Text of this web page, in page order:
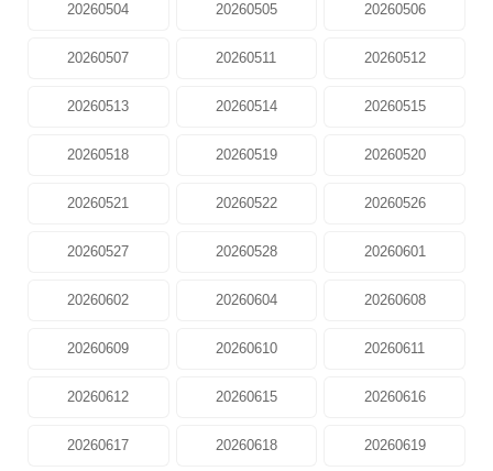
20260504 20260505 20260506
20260507 20260511 20260512
20260513 20260514 20260515
20260518 20260519 20260520
20260521 20260522 20260526
20260527 20260528 20260601
20260602 20260604 20260608
20260609 20260610 20260611
20260612 20260615 20260616
20260617 20260618 20260619